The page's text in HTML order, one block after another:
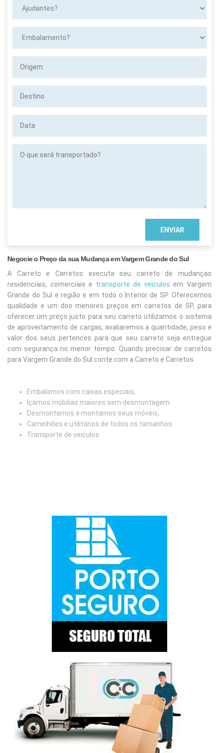
que
Negocie o Preço da sua Mudança em Vargem Grande do Sul
A Carreto e Carretos executa seu carreto de mudanças
residenciais, comerciais e transporte de veiculos em Vargem
Grande do Sul e região e em todo o Interior de SP. Oferecemos
qualidade e um dos menores preços em carretos de SP, para
oferecer um preço justo para seu carreto utilizamos o sistema
de aproveitamento de cargas, avaliaremos a quantidade, peso e
valor dos seus pertences para que seu carreto seja entregue
com segurança no menor tempo. Quando precisar de carretos
para Vargem Grande do Sul conte com a Carreto e Carretos.
Embalamos com caixas especiais;
Içamos mobilias maiores sem desmontagem.
Desmontamos e montamos seus móveis;
Caminhões e utilitários de todos os tamanhos.
Transporte de veiculos.